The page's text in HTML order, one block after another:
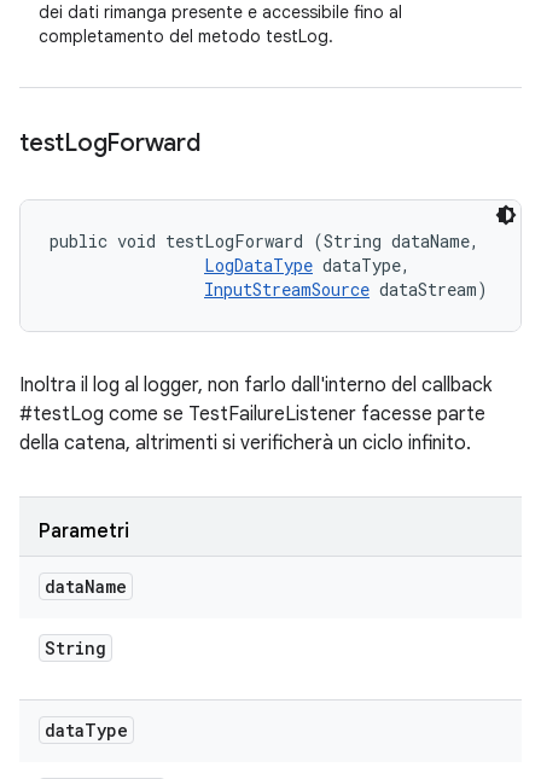
dei dati rimanga presente e accessibile fino al
completamento del metodo testLog.
testLogForward
public void testLogForward (String dataName,
LogDataType dataType,
InputStreamSource dataStream)
Inoltra il log al logger, non farlo dall'interno del callback
#testLog come se TestFailureListener facesse parte
della catena, altrimenti si verificherà un ciclo infinito.
Parametri
dataName
String
dataType